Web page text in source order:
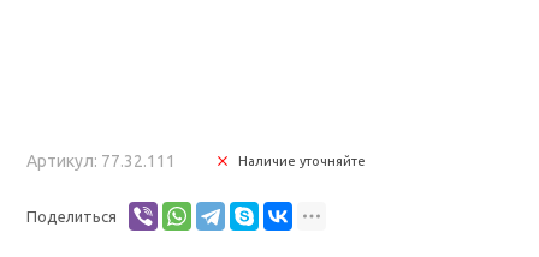
Артикул: 77.32.111 Наличие уточняйте
Поделиться